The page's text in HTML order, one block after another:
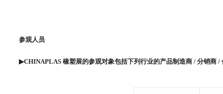
参观人员
▶CHINAPLAS 橡塑展的参观对象包括下列行业的产品制造商 / 分销商 /